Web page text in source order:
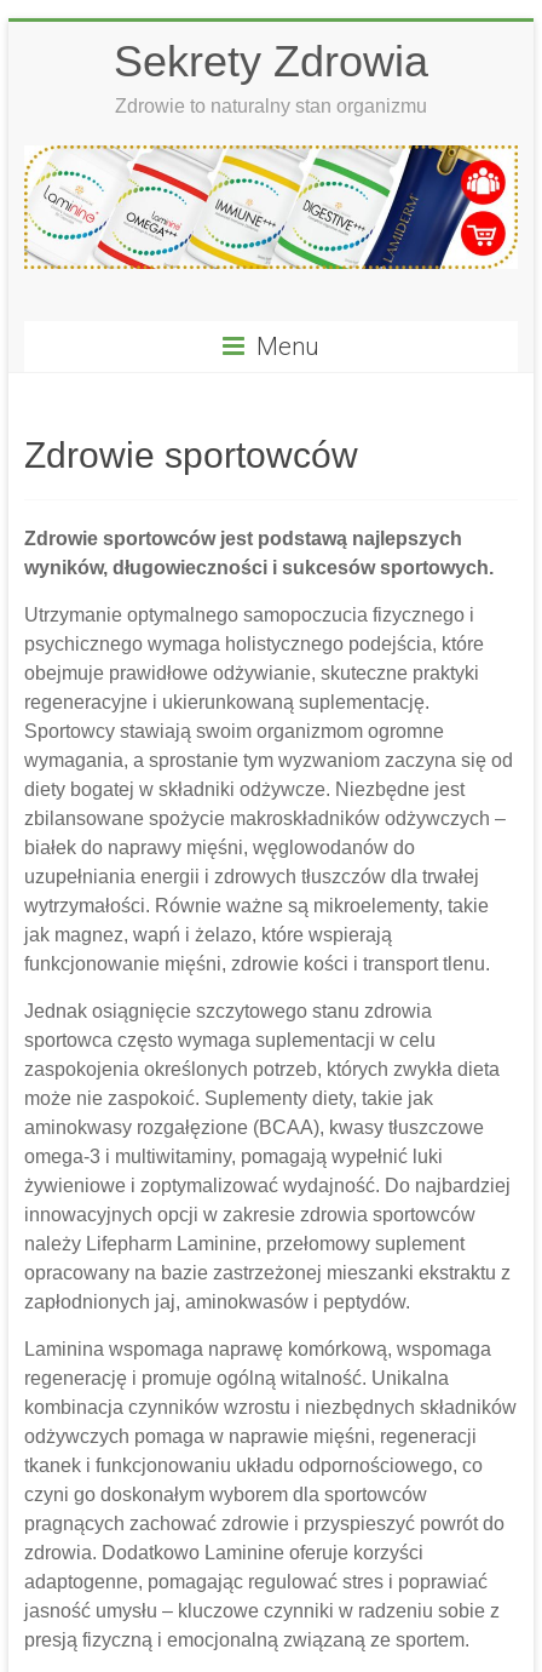
Sekrety Zdrowia
Zdrowie to naturalny stan organizmu
Menu
Zdrowie sportowców
Zdrowie sportowcówjest podstawą najlepszych
wyników, długowieczności i sukcesów sportowych.
Utrzymanie optymalnego samopoczucia fizycznego i
psychicznego wymaga holistycznego podejścia, które
obejmuje prawidłowe odżywianie, skuteczne praktyki
regeneracyjne i ukierunkowaną suplementację.
Sportowcy stawiają swoim organizmom ogromne
wymagania, a sprostanie tym wyzwaniom zaczyna się od
diety bogatej w składniki odżywcze. Niezbędne jest
zbilansowane spożycie makroskładników odżywczych –
białek do naprawy mięśni, węglowodanów do
uzupełniania energii i zdrowych tłuszczów dla trwałej
wytrzymałości. Równie ważne są mikroelementy, takie
jak magnez, wapń i żelazo, które wspierają
funkcjonowanie mięśni, zdrowie kości i transport tlenu.
Jednak osiągnięcie szczytowego stanu zdrowia
sportowca często wymaga suplementacji w celu
zaspokojenia określonych potrzeb, których zwykła dieta
może nie zaspokoić. Suplementy diety, takie jak
aminokwasy rozgałęzione (BCAA), kwasy tłuszczowe
omega-3 i multiwitaminy, pomagają wypełnić luki
żywieniowe i zoptymalizować wydajność. Do najbardziej
innowacyjnych opcji w zakresie zdrowia sportowców
należy Lifepharm Laminine, przełomowy suplement
opracowany na bazie zastrzeżonej mieszanki ekstraktu z
zapłodnionych jaj, aminokwasów i peptydów.
Laminina wspomaga naprawę komórkową, wspomaga
regenerację i promuje ogólną witalność. Unikalna
kombinacja czynników wzrostu i niezbędnych składników
odżywczych pomaga w naprawie mięśni, regeneracji
tkanek i funkcjonowaniu układu odpornościowego, co
czyni go doskonałym wyborem dla sportowców
pragnących zachować zdrowie i przyspieszyć powrót do
zdrowia. Dodatkowo Laminine oferuje korzyści
adaptogenne, pomagając regulować stres i poprawiać
jasność umysłu – kluczowe czynniki w radzeniu sobie z
presją fizyczną i emocjonalną związaną ze sportem.